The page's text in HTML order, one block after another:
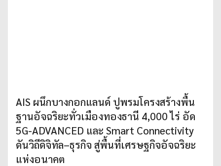
AIS ผนึกบางกอกแลนด์ ปูพรมโครงสร้างพื้น
ฐานอัจฉริยะทั่วเมืองทองธานี 4,000 ไร่ อัด
5G-ADVANCED และ Smart Connectivity
ดันวิถีดิจิทัล–ธุรกิจ สู่พื้นที่เศรษฐกิจอัจฉริยะ
แห่งอนาคต